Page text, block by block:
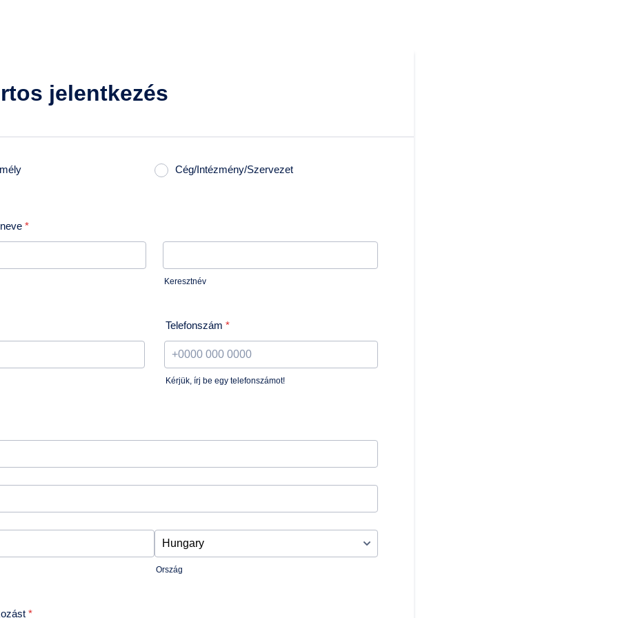
jelentkezés
Cég/Intézmény/Szervezet
*
Keresztnév
Telefonszám *
Kérjük, írj be egy telefonszámot!
Ország
*